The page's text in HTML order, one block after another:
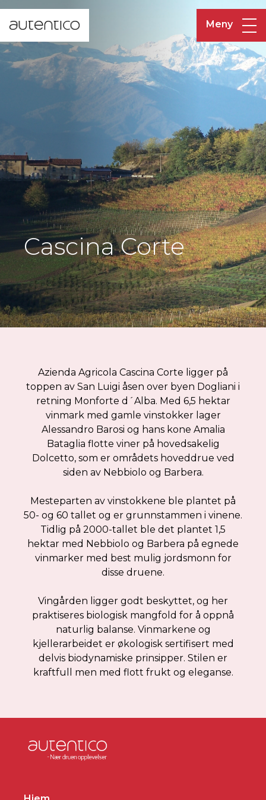
Meny
Cascina Corte
Azienda Agricola Cascina Corte ligger på
toppen av San Luigi åsen over byen Dogliani i
retning Monforte d´Alba. Med 6,5 hektar
vinmark med gamle vinstokker lager
Alessandro Barosi og hans kone Amalia
Bataglia flotte viner på hovedsakelig
Dolcetto, som er områdets hoveddrue ved
siden av Nebbiolo og Barbera.
Mesteparten av vinstokkene ble plantet på
50- og 60 tallet og er grunnstammen i vinene.
Tidlig på 2000-tallet ble det plantet 1,5
hektar med Nebbiolo og Barbera på egnede
vinmarker med best mulig jordsmonn for
disse druene.
Vingården ligger godt beskyttet, og her
praktiseres biologisk mangfold for å oppnå
naturlig balanse. Vinmarkene og
kjellerarbeidet er økologisk sertifisert med
delvis biodynamiske prinsipper. Stilen er
kraftfull men med flott frukt og eleganse.